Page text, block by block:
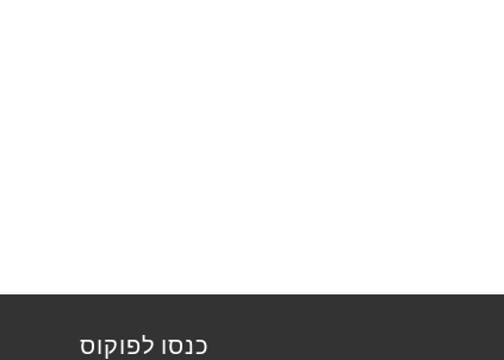
כנסו לפוקוס